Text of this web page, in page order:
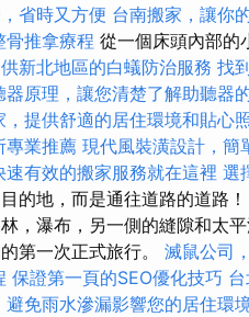
省時又方便 台南搬家，讓你
骨推拿療程 從一個床頭內部的
新北地區的白蟻防治服務 找
器原理，讓您清楚了解助聽器
，提供舒適的居住環境和貼心
專業推薦 現代風裝潢設計，簡
速有效的搬家服務就在這裡 選
的地，而是通往道路的道路！
，瀑布，另一側的縫隙和太
第一次正式旅行。 滅鼠公司
保證第一頁的SEO優化技巧
避免雨水滲漏影響您的居住環